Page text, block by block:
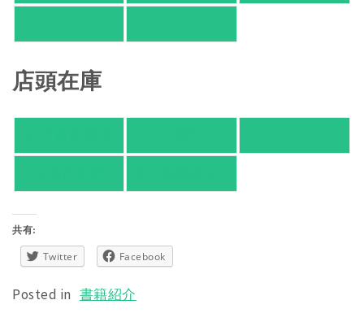
店頭在庫
共有:
Twitter Facebook
Posted in 書籍紹介